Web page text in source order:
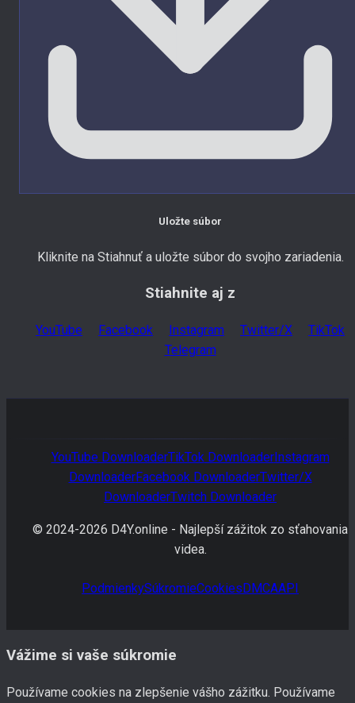
Uložte súbor
Kliknite na Stiahnuť a uložte súbor do svojho zariadenia.
Stiahnite aj z
YouTube Facebook Instagram Twitter/X
TikTok
Telegram
YouTube DownloaderTikTok DownloaderInstagram
DownloaderFacebook DownloaderTwitter/X
DownloaderTwitch Downloader
© 2024-2026 D4Y.online - Najlepší zážitok zo sťahovania
videa.
PodmienkySúkromieCookiesDMCAAPI
Vážime si vaše súkromie
Používame cookies na zlepšenie vášho zážitku. Používame